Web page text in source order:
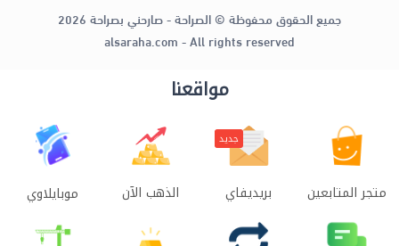
جميع الحقوق محفوظة © الصراحة - صارحني بصراحة 2026
alsaraha.com - All rights reserved